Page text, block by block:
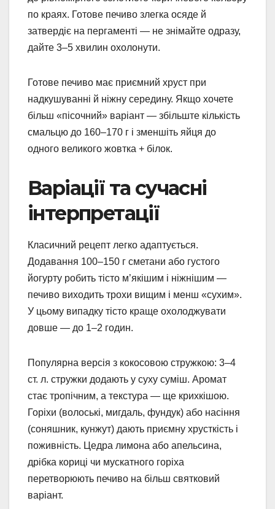
по краях. Готове печиво злегка осяде й
затвердіє на пергаменті — не знімайте одразу,
дайте 3–5 хвилин охолонути.
Готове печиво має приємний хруст при
надкушуванні й ніжну середину. Якщо хочете
більш «пісочний» варіант — збільште кількість
смальцю до 160–170 г і зменшіть яйця до
одного великого жовтка + білок.
Варіації та сучасні
інтерпретації
Класичний рецепт легко адаптується.
Додавання 100–150 г сметани або густого
йогурту робить тісто м’якішим і ніжнішим —
печиво виходить трохи вищим і менш «сухим».
У цьому випадку тісто краще охолоджувати
довше — до 1–2 годин.
Популярна версія з кокосовою стружкою: 3–4
ст. л. стружки додають у суху суміш. Аромат
стає тропічним, а текстура — ще крихкішою.
Горіхи (волоські, мигдаль, фундук) або насіння
(соняшник, кунжут) дають приємну хрусткість і
поживність. Цедра лимона або апельсина,
дрібка кориці чи мускатного горіха
перетворюють печиво на більш святковий
варіант.